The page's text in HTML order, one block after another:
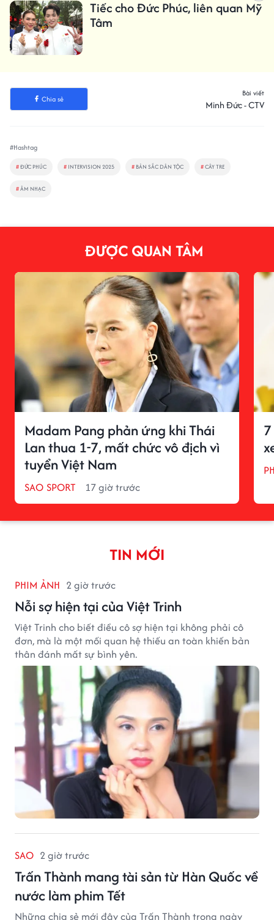
Tiếc cho Đức Phúc, liên quan Mỹ
Tâm
Chia sẻ
Bài viết
Minh Đức - CTV
#Hashtag
#ĐỨC PHÚC # INTERVISION 2025 # BẢN SẮC DÂN TỘC #CÂY TRE
#ÂM NHẠC
ĐƯỢC QUAN TÂM
Madam Pang phản ứng khi Thái
Lan thua 1-7, mất chức vô địch vì
tuyển Việt Nam
SAO SPORT 17 giờ trước
TIN MỚI
PHIM ẢNH 2 giờ trước
Nỗi sợ hiện tại của Việt Trinh
Việt Trinh cho biết điều cô sợ hiện tại không phải cô
đơn, mà là một mối quan hệ thiếu an toàn khiến bản
thân đánh mất sự bình yên.
SAO 2 giờ trước
Trấn Thành mang tài sản từ Hàn Quốc về
nước làm phim Tết
Những chia sẻ mới đây của Trấn Thành trong ngày